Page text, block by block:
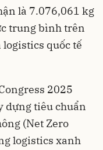
là 7.076,061 kg
trung bình trên
quốc tế
2025
dựng tiêu chuẩn
(Net Zero
logistics xanh